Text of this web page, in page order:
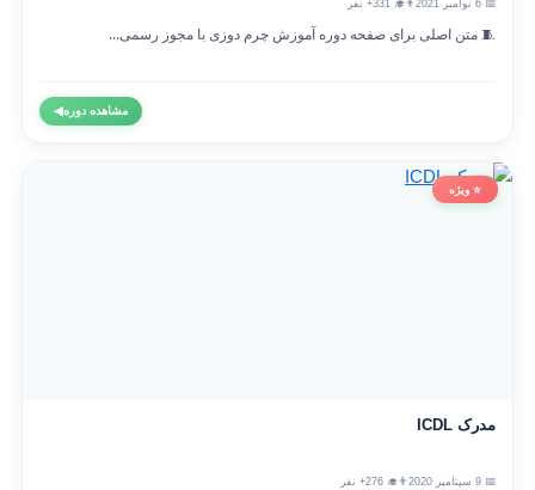
👨‍🎓 331+ نفر
🧵 متن اصلی برای صفحه دوره آموزش چرم دوزی با مجوز رسمی...
مشاهده دوره◀
⭐ ویژه
مدرک ICDL
👨‍🎓 276+ نفر